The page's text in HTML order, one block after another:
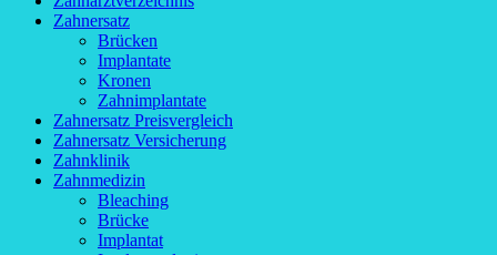
Zahnersatz
Brücken
Implantate
Kronen
Zahnimplantate
Zahnersatz Preisvergleich
Zahnersatz Versicherung
Zahnklinik
Zahnmedizin
Bleaching
Brücke
Implantat